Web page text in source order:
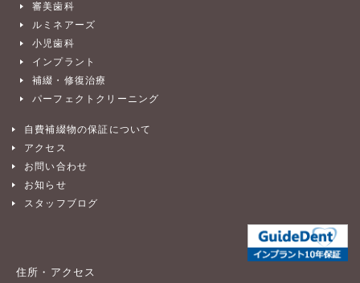
審美歯科
ルミネアーズ
小児歯科
インプラント
補綴・修復治療
パーフェクトクリーニング
自費補綴物の保証について
アクセス
お問い合わせ
お知らせ
スタッフブログ
住所・アクセス